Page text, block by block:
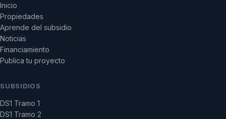
Inicio
Propiedades
Aprende del subsidio
Noticias
Financiamiento
Publica tu proyecto
SUBSIDIOS
DS1 Tramo 1
DS1 Tramo 2